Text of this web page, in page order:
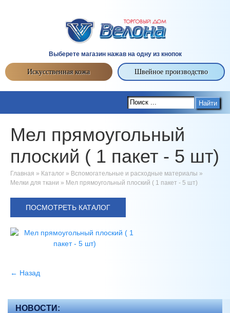
Выберете магазин нажав на одну из кнопок
Искусственная кожа Швейное производство
Найти
НОВОСТИ:
Мел прямоугольный
плоский ( 1 пакет - 5 шт)
Главная » Каталог » Вспомогательные и расходные материалы »
Мелки для ткани » Мел прямоугольный плоский ( 1 пакет - 5 шт)
ПОСМОТРЕТЬ КАТАЛОГ
← Назад